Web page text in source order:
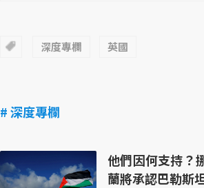
深度專欄 英國
# 深度專欄
他們因何支持？
蘭將承認巴勒斯